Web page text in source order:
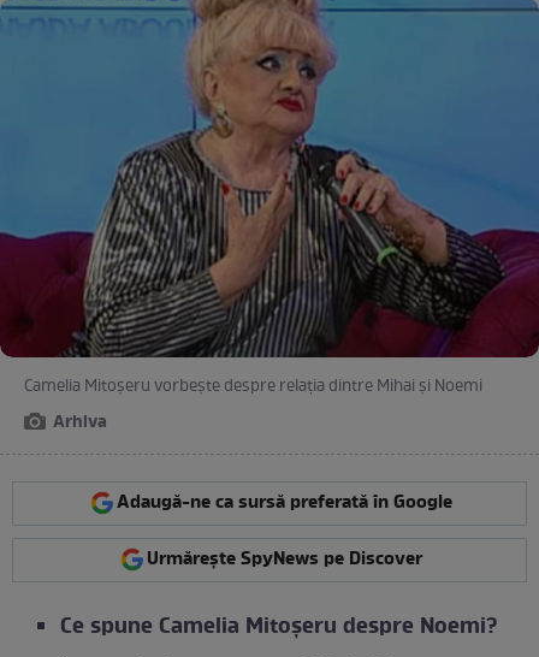
Camelia Mitoșeru vorbește despre relația dintre Mihai și Noemi
Arhiva
Adaugă-ne ca sursă preferată în Google
Urmărește SpyNews pe Discover
Ce spune Camelia Mitoșeru despre Noemi?